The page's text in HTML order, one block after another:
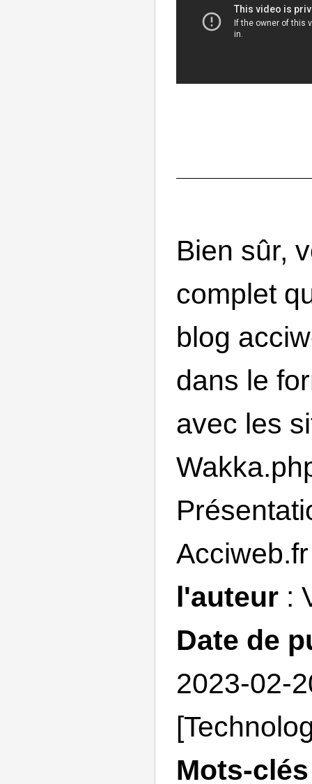
Bien sûr,
complet
blog
dans le
avec les
l'auteur :
Date de
2023-02-
Mots-clés